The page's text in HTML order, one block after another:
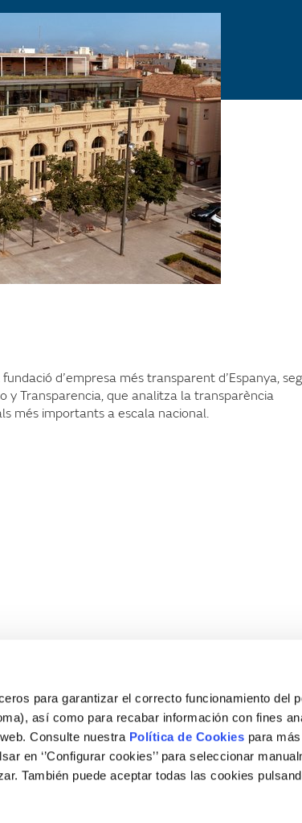
para garantizar el correcto funcionamiento del
así como para recabar información con fines
Consulte nuestra Política de Cookies para
en ‘’Configurar cookies’’ para seleccionar
También puede aceptar todas las cookies
d’empresa més transparent d’Espanya,
y Transparencia, que analitza la transparència
més importants a escala nacional.